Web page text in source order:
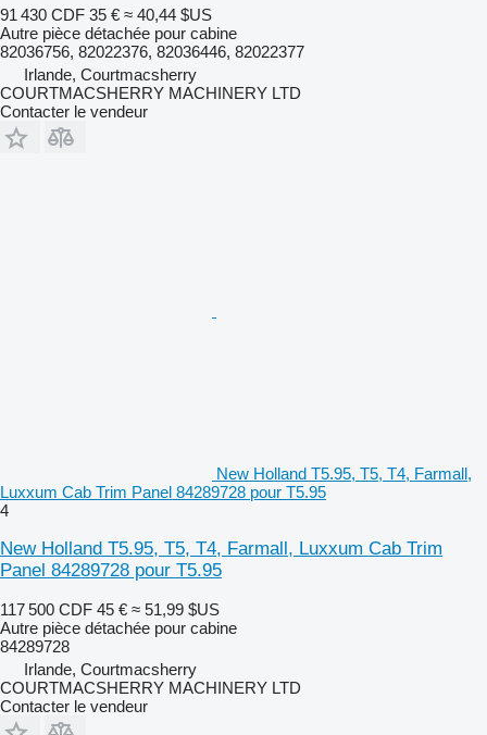
91 430 CDF 35 € ≈ 40,44 $US
Autre pièce détachée pour cabine
82036756, 82022376, 82036446, 82022377
Irlande, Courtmacsherry
COURTMACSHERRY MACHINERY LTD
Contacter le vendeur
New Holland T5.95, T5, T4, Farmall,
Luxxum Cab Trim Panel 84289728 pour T5.95
4
New Holland T5.95, T5, T4, Farmall, Luxxum Cab Trim
Panel 84289728 pour T5.95
117 500 CDF 45 € ≈ 51,99 $US
Autre pièce détachée pour cabine
84289728
Irlande, Courtmacsherry
COURTMACSHERRY MACHINERY LTD
Contacter le vendeur